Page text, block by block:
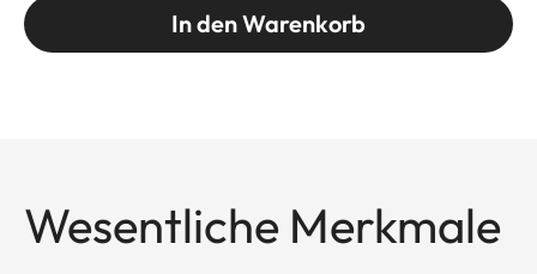
In den Warenkorb
Wesentliche Merkmale